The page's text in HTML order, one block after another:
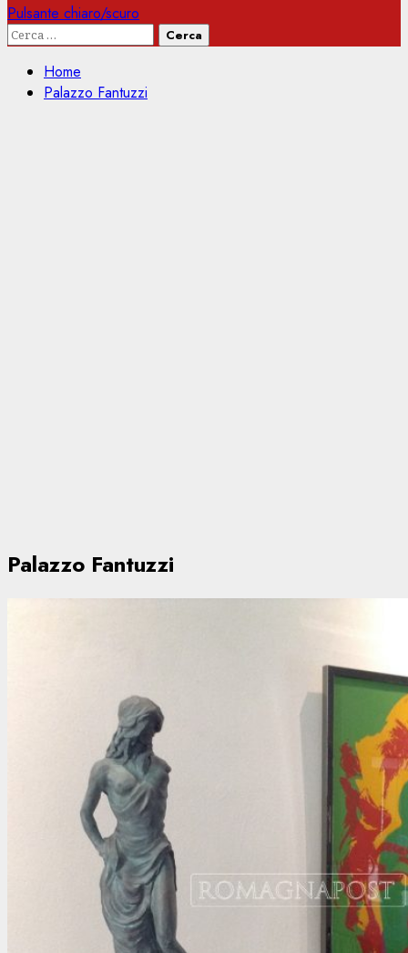
Pulsante chiaro/scuro
Ricerca
Home
Palazzo Fantuzzi
Palazzo Fantuzzi